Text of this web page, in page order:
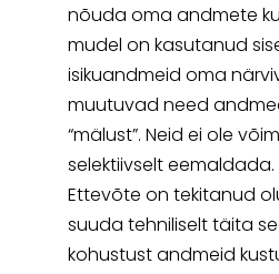
nõuda oma andmete
mudel on kasutanud
isikuandmeid oma
muutuvad need
“mälust”. Neid ei ole
selektiivselt eemaldada.
Ettevõte on tekitanud
suuda tehniliselt täita
kohustust andmeid